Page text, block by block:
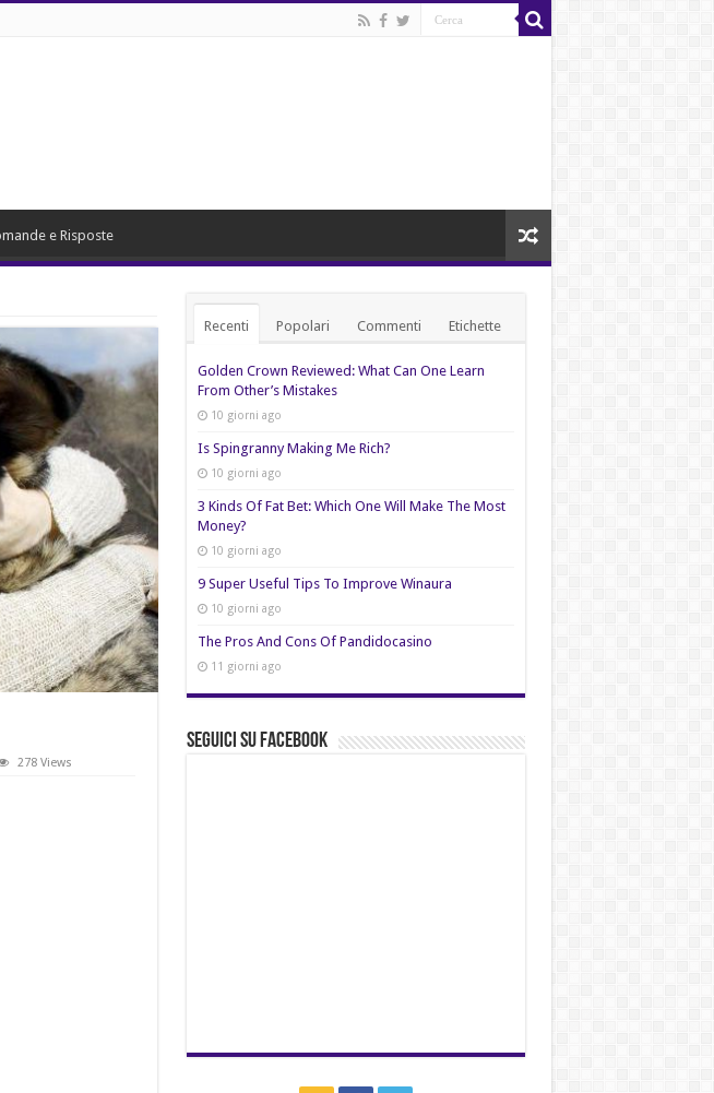
e Risposte
278 Views
Recenti Popolari Commenti Etichette
Golden Crown Reviewed: What Can One Learn
From Other’s Mistakes
10 giorni ago
Is Spingranny Making Me Rich?
10 giorni ago
3 Kinds Of Fat Bet: Which One Will Make The Most
Money?
10 giorni ago
9 Super Useful Tips To Improve Winaura
10 giorni ago
The Pros And Cons Of Pandidocasino
11 giorni ago
Seguici su Facebook